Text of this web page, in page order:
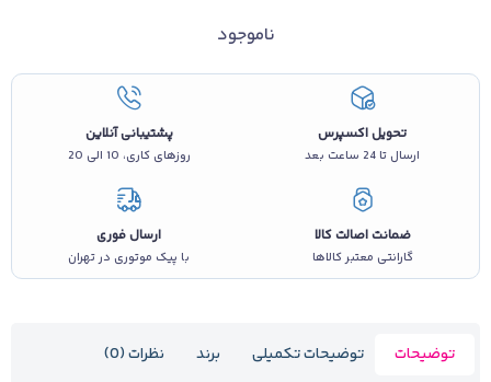
تحویل اکسپرس
ارسال تا 24 ساعت بعد
پشتیبانی آنلاین
روزهای کاری، 10 الی 20
ضمانت اصالت کالا
گارانتی معتبر کالاها
ارسال فوری
با پیک موتوری در تهران
ناموجود
توضیحات توضیحات تکمیلی برند نظرات (0)